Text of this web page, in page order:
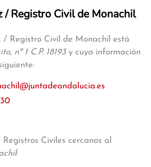
/ Registro Civil de Monachil
/ Registro Civil de Monachil está
nº 1 C.P. 18193y cuya información
Civiles cercanos al
: